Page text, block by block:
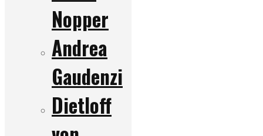
Nopper
Andrea
Gaudenzi
Dietloff